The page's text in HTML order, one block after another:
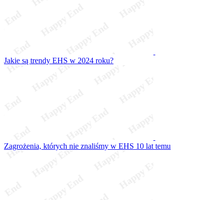
Jakie są trendy EHS w 2024 roku?
Zagrożenia, których nie znaliśmy w EHS 10 lat temu